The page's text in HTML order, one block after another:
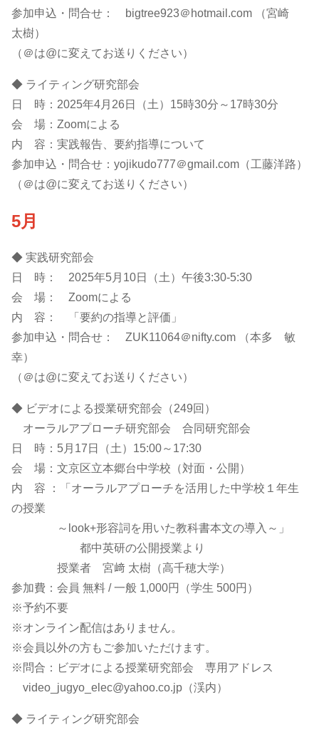
参加申込・問合せ： bigtree923＠hotmail.com （宮崎
太樹）
（＠は@に変えてお送りください）
◆ ライティング研究部会
日 時：2025年4月26日（土）15時30分～17時30分
会 場：Zoomによる
内 容：実践報告、要約指導について
参加申込・問合せ：yojikudo777＠gmail.com（工藤洋路）
（＠は@に変えてお送りください）
5月
◆ 実践研究部会
日 時： 2025年5月10日（土）午後3:30-5:30
会 場： Zoomによる
内 容： 「要約の指導と評価」
参加申込・問合せ： ZUK11064＠nifty.com （本多 敏
幸）
（＠は@に変えてお送りください）
◆ ビデオによる授業研究部会（249回）
オーラルアプローチ研究部会 合同研究部会
日 時：5月17日（土）15:00～17:30
会 場：文京区立本郷台中学校（対面・公開）
内 容 ：「オーラルアプローチを活用した中学校１年生
の授業
～look+形容詞を用いた教科書本文の導入～」
都中英研の公開授業より
授業者 宮﨑 太樹（高千穂大学）
参加費：会員 無料 / 一般 1,000円（学生 500円）
※予約不要
※オンライン配信はありません。
※会員以外の方もご参加いただけます。
※問合：ビデオによる授業研究部会 専用アドレス
video_jugyo_elec@yahoo.co.jp（渓内）
◆ ライティング研究部会